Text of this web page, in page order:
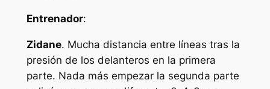
Entrenador:
Zidane. Mucha distancia entre líneas tras la
presión de los delanteros en la primera
parte. Nada más empezar la segunda parte